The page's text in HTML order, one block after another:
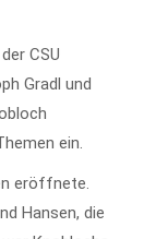
CSU
Gradl und
ein.
eröffnete.
Hansen, die